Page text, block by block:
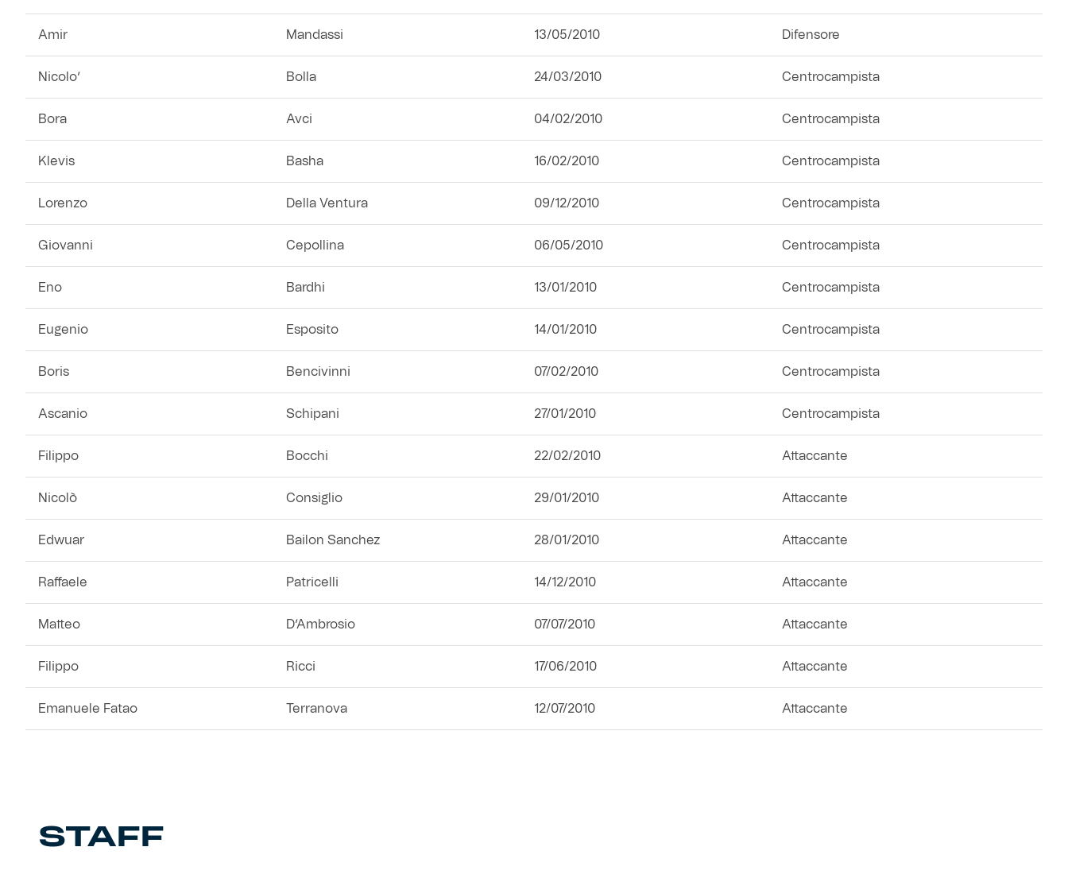
Amir Mandassi 13/05/2010 Difensore
Nicolo’ Bolla 24/03/2010 Centrocampista
Bora Avci 04/02/2010 Centrocampista
Klevis Basha 16/02/2010 Centrocampista
Lorenzo Della Ventura 09/12/2010 Centrocampista
Giovanni Cepollina 06/05/2010 Centrocampista
Eno Bardhi 13/01/2010 Centrocampista
Eugenio Esposito 14/01/2010 Centrocampista
Boris Bencivinni 07/02/2010 Centrocampista
Ascanio Schipani 27/01/2010 Centrocampista
Filippo Bocchi 22/02/2010 Attaccante
Nicolò Consiglio 29/01/2010 Attaccante
Edwuar Bailon Sanchez 28/01/2010 Attaccante
Raffaele Patricelli 14/12/2010 Attaccante
Matteo D’Ambrosio 07/07/2010 Attaccante
Filippo Ricci 17/06/2010 Attaccante
Emanuele Fatao Terranova 12/07/2010 Attaccante
STAFF